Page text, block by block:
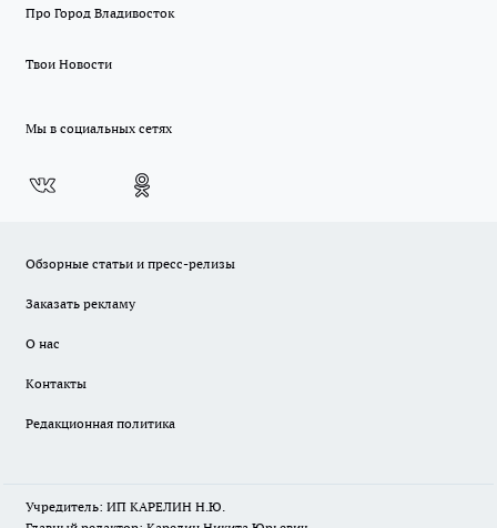
Про Город Владивосток
Твои Новости
Мы в социальных сетях
Обзорные статьи и пресс-релизы
Заказать рекламу
О нас
Контакты
Редакционная политика
Учредитель: ИП КАРЕЛИН Н.Ю.